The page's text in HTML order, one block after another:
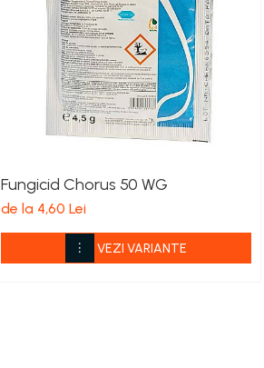
Fungicid Chorus 50 WG
de la 4,60 Lei
VEZI VARIANTE